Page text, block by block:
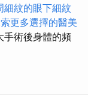
細紋的眼下細紋
更多選擇的醫美
手術後身體的頻